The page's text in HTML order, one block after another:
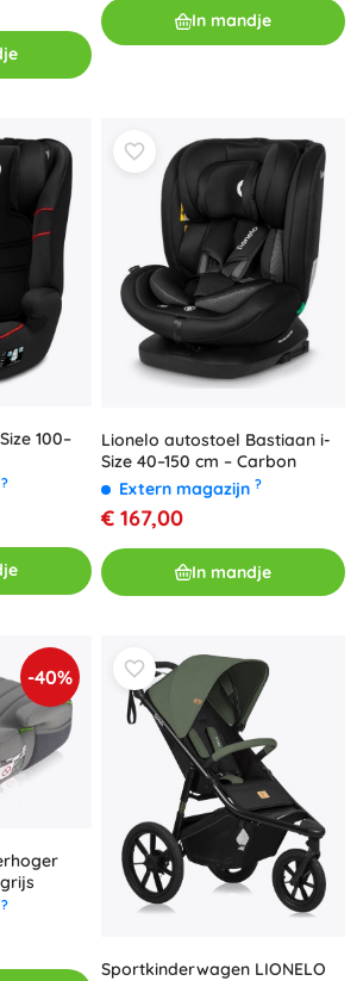
In mandje
100–
?
Lionelo autostoel Bastiaan i-
Size 40–150 cm – Carbon
Extern magazijn ?
€ 167,00
In mandje
-40%
?
Sportkinderwagen LIONELO